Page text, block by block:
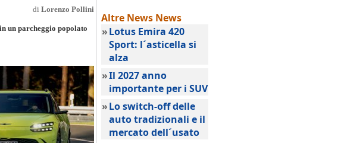
di Lorenzo Pollini
un parcheggio popolato
Altre News News
»Lotus Emira 420
Sport: l´asticella si
alza
»Il 2027 anno
importante per i SUV
»Lo switch-off delle
auto tradizionali e il
mercato dell´usato